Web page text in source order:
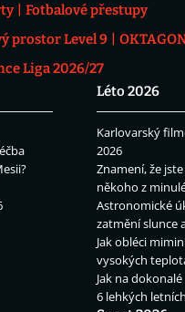
Fotbalové přestupy
prostor Level 9
Liga 2026/27
Léto 2026
Karlovarský
2026
Znamení, že
někoho z
Astronomické
zatmění slunce
Jak obléci
vysokých
Jak na
6 lehkých